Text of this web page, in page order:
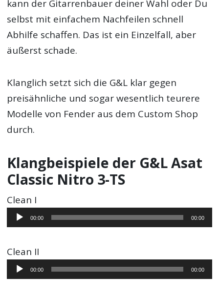
kann der Gitarrenbauer deiner Wahl oder Du
selbst mit einfachem Nachfeilen schnell
Abhilfe schaffen. Das ist ein Einzelfall, aber
äußerst schade.
Klanglich setzt sich die G&L klar gegen
preisähnliche und sogar wesentlich teurere
Modelle von Fender aus dem Custom Shop
durch.
Klangbeispiele der G&L Asat
Classic Nitro 3-TS
Clean I
Audio-
Player
00:00 00:00
Clean II
Audio-
Player
00:00 00:00